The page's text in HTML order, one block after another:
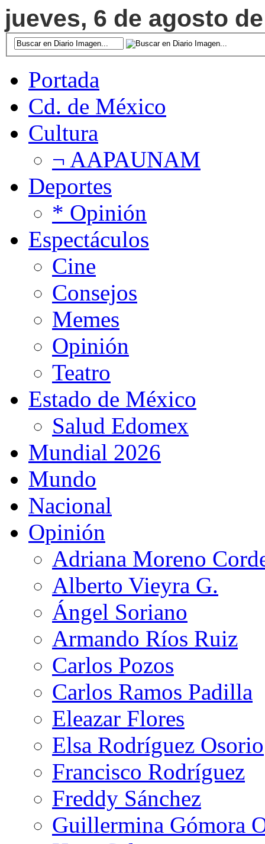
jueves, 6 de agosto
Portada
Cd. de México
Cultura
¬ AAPAUNAM
Deportes
* Opinión
Espectáculos
Cine
Consejos
Memes
Opinión
Teatro
Estado de México
Salud Edomex
Mundial 2026
Mundo
Nacional
Opinión
Adriana Moreno
Alberto Vieyra G.
Ángel Soriano
Armando Ríos Ruiz
Carlos Pozos
Carlos Ramos Padilla
Eleazar Flores
Elsa Rodríguez Osorio
Francisco Rodríguez
Freddy Sánchez
Guillermina Gómora